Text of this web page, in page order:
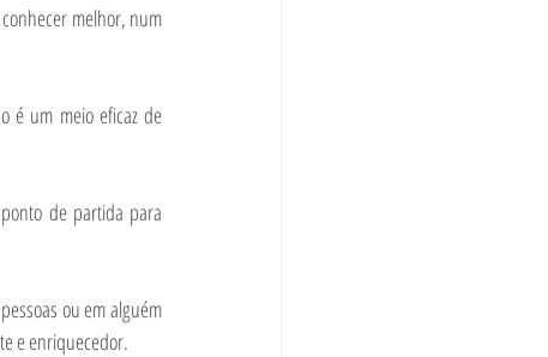
melhor, num
é um meio eficaz de
de partida para
ou em alguém
e enriquecedor.